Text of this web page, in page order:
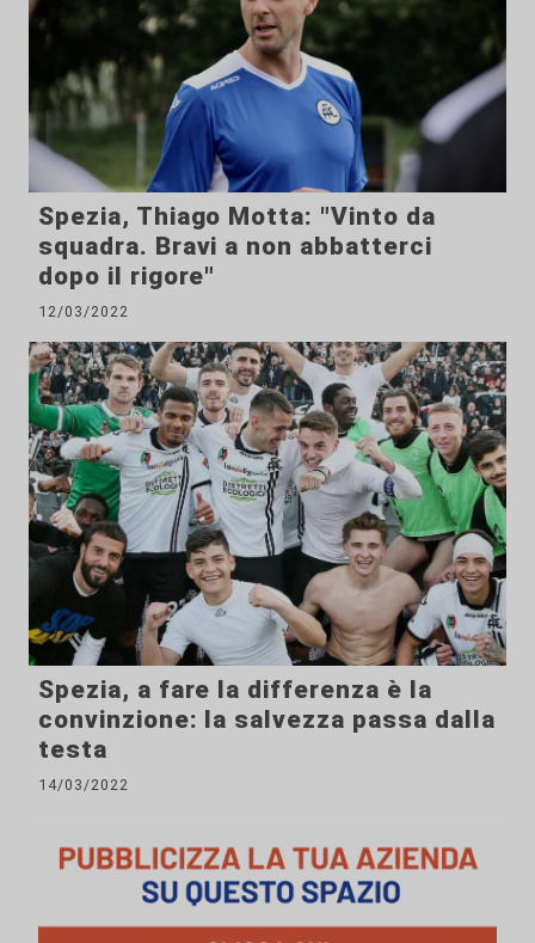
Spezia, Thiago Motta: "Vinto da
squadra. Bravi a non abbatterci
dopo il rigore"
12/03/2022
Spezia, a fare la differenza è la
convinzione: la salvezza passa dalla
testa
14/03/2022